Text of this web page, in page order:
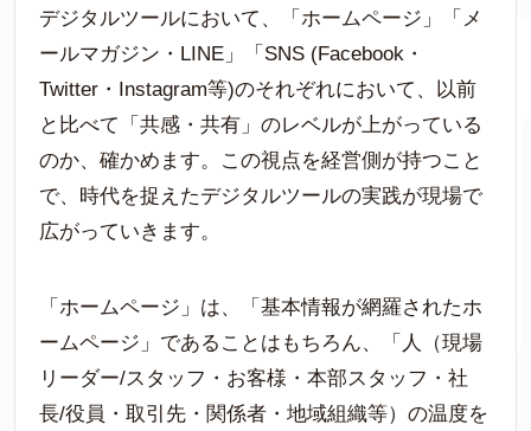
デジタルツールにおいて、「ホームページ」「メ
ールマガジン・LINE」「SNS (Facebook・
Twitter・Instagram等)のそれぞれにおいて、以前
と比べて「共感・共有」のレベルが上がっている
のか、確かめます。この視点を経営側が持つこと
で、時代を捉えたデジタルツールの実践が現場で
広がっていきます。
「ホームページ」は、「基本情報が網羅されたホ
ームページ」であることはもちろん、「人（現場
リーダー/スタッフ・お客様・本部スタッフ・社
長/役員・取引先・関係者・地域組織等）の温度を